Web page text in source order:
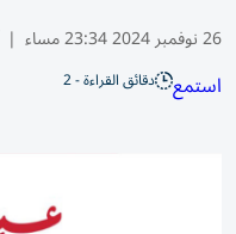
26 نوفمبر 2024 23:34 مساء |
استمع دقائق القراءة - 2